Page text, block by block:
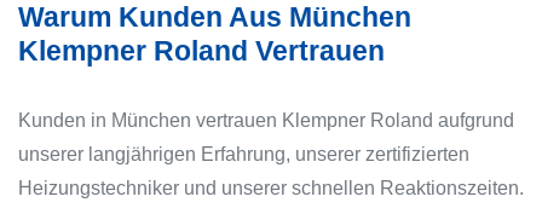
Warum Kunden Aus München
Klempner Roland Vertrauen
Kunden in München vertrauen Klempner Roland aufgrund
unserer langjährigen Erfahrung, unserer zertifizierten
Heizungstechniker und unserer schnellen Reaktionszeiten.